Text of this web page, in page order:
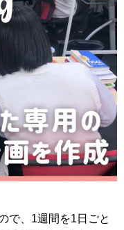
で、1週間を1日ごと